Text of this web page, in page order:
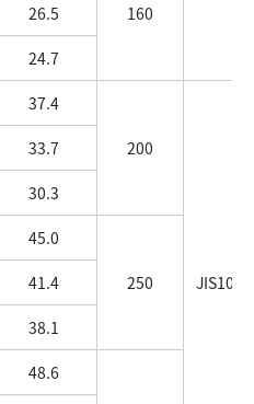
160
26.5
24.7
37.4
200
JIS10k
33.7
30.3
45.0
250
41.4
38.1
48.6